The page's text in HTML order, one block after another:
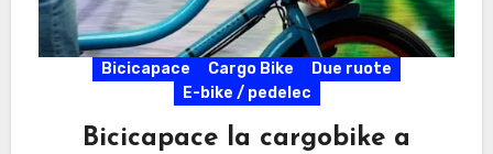
Bicicapace Cargo Bike
Due ruote
E-bike / pedelec
Bicicapace la cargobike a